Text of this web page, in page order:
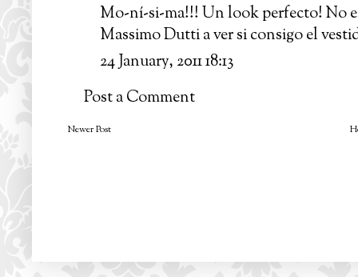
Mo-ní-si-ma!!! Un look perfecto! No
Massimo Dutti a ver si consigo el
24 January, 2011 18:13
Post a Comment
Newer Post